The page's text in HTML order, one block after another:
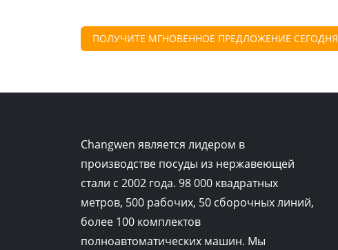
ПОЛУЧИТЕ МГНОВЕННОЕ ПРЕДЛОЖЕНИЕ СЕГОДНЯ
Changwen является лидером в
производстве посуды из нержавеющей
стали с 2002 года. 98 000 квадратных
метров, 500 рабочих, 50 сборочных линий,
более 100 комплектов
полноавтоматических машин. Мы